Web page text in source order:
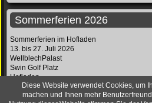
Sommerferien 2026
Sommerferien im Hofladen
13. bis 27. Juli 2026
WellblechPalast
Swin Golf Platz
Hofladen
sind geschlossen
Diese Website verwendet Cookies, um
machen und Ihnen mehr